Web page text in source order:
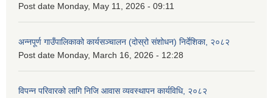
Post date Monday, May 11, 2026 - 09:11
अन्नपूर्ण गाउँपालिकाको कार्यसञ्चालन (दोस्रो संशोधन) निर्देशिका, २०८२
Post date Monday, March 16, 2026 - 12:28
विपन्न परिवारको लागि निजि आवास व्यवस्थापन कार्यविधि, २०८२